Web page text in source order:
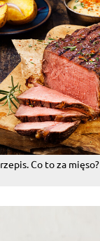
Co to za mięso?